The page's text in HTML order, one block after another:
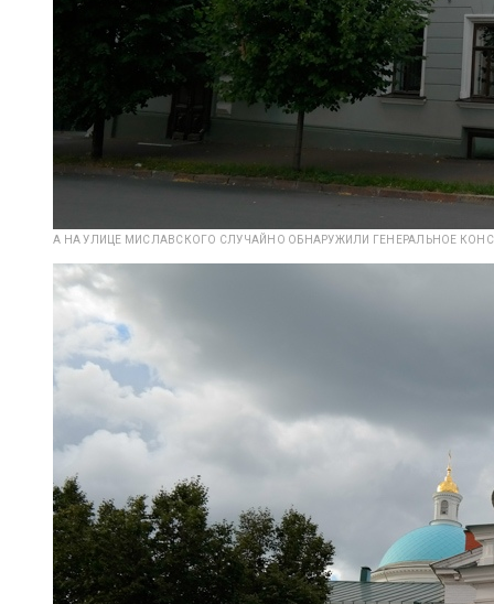
А НА УЛИЦЕ МИСЛАВСКОГО СЛУЧАЙНО ОБНАРУЖИЛИ ГЕНЕРАЛЬНОЕ